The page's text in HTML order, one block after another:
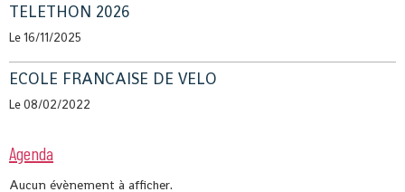
TELETHON 2026
Le 16/11/2025
ECOLE FRANCAISE DE VELO
Le 08/02/2022
Agenda
Aucun évènement à afficher.